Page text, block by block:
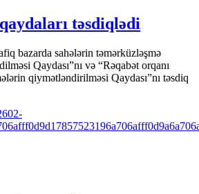
təsdiqlədi
bazarda sahələrin təmərküzləşmə
Qaydası”nı və “Rəqabət orqanı
qiymətləndirilməsi Qaydası”nı təsdiq